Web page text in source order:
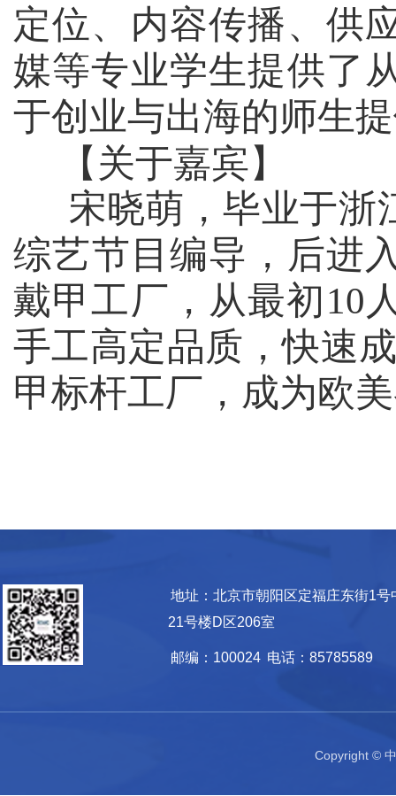
定位、内容传播、供
媒等专业学生提供了
于创业与出海的师生
【关于嘉宾】
宋晓萌，毕业于浙
综艺节目编导，后进
戴甲工厂，从最初10
手工高定品质，快速
甲标杆工厂，成为欧
地址：北京市朝阳区定福庄东街1号
21号楼D区206室
邮编：100024 电话：85785589
Copyright ©